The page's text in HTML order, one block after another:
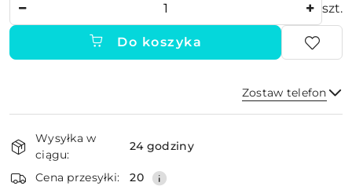
szt.
Do koszyka
Zostaw telefon
Dostępność
i
dostawa
Wysyłka w
ciągu:
24 godziny
Cena przesyłki: 20